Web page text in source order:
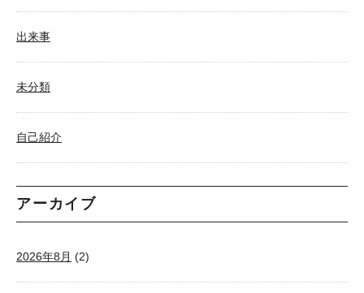
出来事
未分類
自己紹介
アーカイブ
2026年8月 (2)